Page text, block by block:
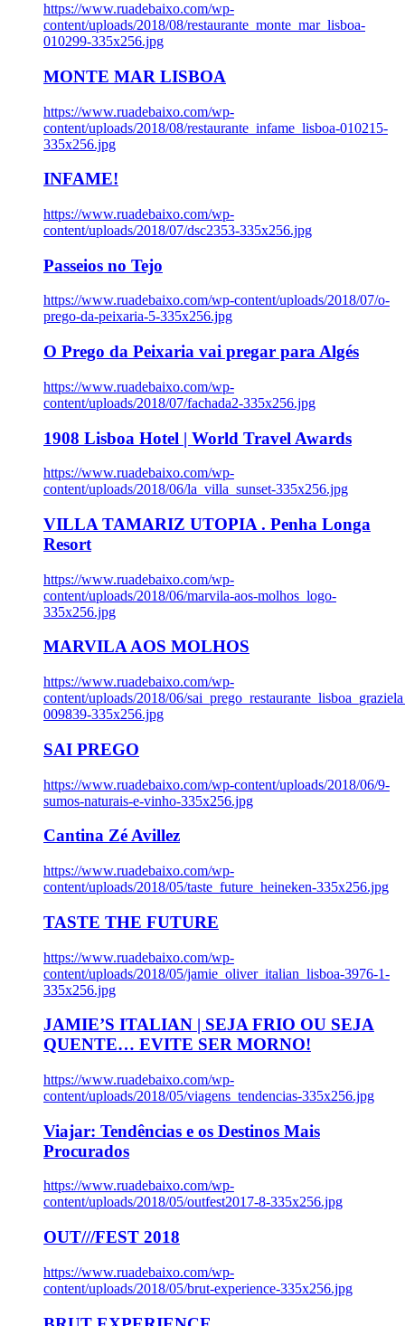
https://www.ruadebaixo.com/wp-
content/uploads/2018/08/restaurante_monte_mar_lisboa-
010299-335x256.jpg
MONTE MAR LISBOA
https://www.ruadebaixo.com/wp-
content/uploads/2018/08/restaurante_infame_lisboa-010215-
335x256.jpg
INFAME!
https://www.ruadebaixo.com/wp-
content/uploads/2018/07/dsc2353-335x256.jpg
Passeios no Tejo
https://www.ruadebaixo.com/wp-content/uploads/2018/07/o-
prego-da-peixaria-5-335x256.jpg
O Prego da Peixaria vai pregar para Algés
https://www.ruadebaixo.com/wp-
content/uploads/2018/07/fachada2-335x256.jpg
1908 Lisboa Hotel | World Travel Awards
https://www.ruadebaixo.com/wp-
content/uploads/2018/06/la_villa_sunset-335x256.jpg
VILLA TAMARIZ UTOPIA . Penha Longa
Resort
https://www.ruadebaixo.com/wp-
content/uploads/2018/06/marvila-aos-molhos_logo-
335x256.jpg
MARVILA AOS MOLHOS
https://www.ruadebaixo.com/wp-
content/uploads/2018/06/
009839-335x256.jpg
SAI PREGO
https://www.ruadebaixo.com/wp-content/uploads/2018/06/9-
sumos-naturais-e-vinho-335x256.jpg
Cantina Zé Avillez
https://www.ruadebaixo.com/wp-
content/uploads/2018/05/taste_future_heineken-335x256.jpg
TASTE THE FUTURE
https://www.ruadebaixo.com/wp-
content/uploads/2018/05/jamie_oliver_italian_lisboa-3976-1-
335x256.jpg
JAMIE’S ITALIAN | SEJA FRIO OU SEJA
QUENTE… EVITE SER MORNO!
https://www.ruadebaixo.com/wp-
content/uploads/2018/05/viagens_tendencias-335x256.jpg
Viajar: Tendências e os Destinos Mais
Procurados
https://www.ruadebaixo.com/wp-
content/uploads/2018/05/outfest2017-8-335x256.jpg
OUT///FEST 2018
https://www.ruadebaixo.com/wp-
content/uploads/2018/05/brut-experience-335x256.jpg